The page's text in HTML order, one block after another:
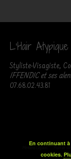
L’Hair Atypique
Styliste-Visagiste,
IFFENDIC et ses
07.68.02.43.81
En continuant
cookies.